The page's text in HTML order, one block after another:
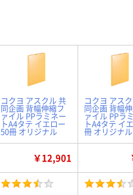
コクヨ アスクル 共
同企画 背幅伸縮フ
ァイル PPラミネー
トA4タテ イエロー
50冊 オリジナル
コクヨ アス
同企画 背幅
ァイル PPラ
トA4タテ イ
冊 オリジナル
￥12,901